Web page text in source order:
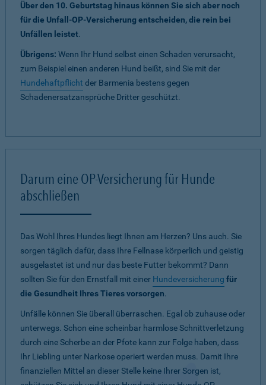
Über den 10. Geburtstag hinaus können Sie sich aber noch
für die Unfall-OP-Versicherung entscheiden, die rein bei
Unfällen leistet.
Übrigens: Wenn Ihr Hund selbst einen Schaden verursacht,
zum Beispiel einen anderen Hund beißt, sind Sie mit der
Hundehaftpflicht der Barmenia bestens gegen
Schadenersatzansprüche Dritter geschützt.
Darum eine OP-Versicherung für Hunde
abschließen
Das Wohl Ihres Hundes liegt Ihnen am Herzen? Uns auch. Sie
sorgen täglich dafür, dass Ihre Fellnase körperlich und geistig
ausgelastet ist und nur das beste Futter bekommt? Dann
sollten Sie für den Ernstfall mit einer Hundeversicherung für
die Gesundheit Ihres Tieres vorsorgen.
Unfälle können Sie überall überraschen. Egal ob zuhause oder
unterwegs. Schon eine scheinbar harmlose Schnittverletzung
durch eine Scherbe an der Pfote kann zur Folge haben, dass
Ihr Liebling unter Narkose operiert werden muss. Damit Ihre
finanziellen Mittel an dieser Stelle keine Ihrer Sorgen ist,